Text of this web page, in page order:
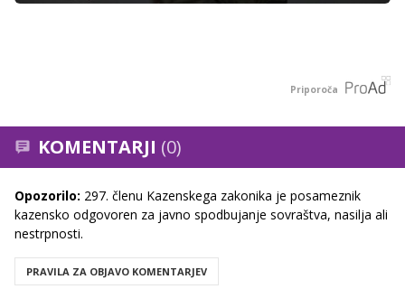
Priporoča
KOMENTARJI (0)
Opozorilo: 297. členu Kazenskega zakonika je posameznik
kazensko odgovoren za javno spodbujanje sovraštva, nasilja ali
nestrpnosti.
PRAVILA ZA OBJAVO KOMENTARJEV